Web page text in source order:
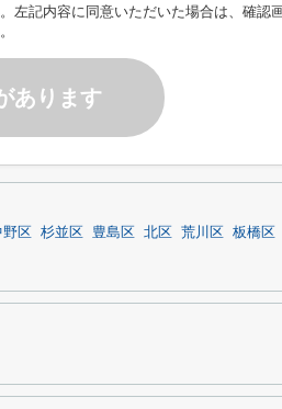
左記内容に同意いただいた場合は、確認
あります
野区 杉並区 豊島区 北区 荒川区 板橋区